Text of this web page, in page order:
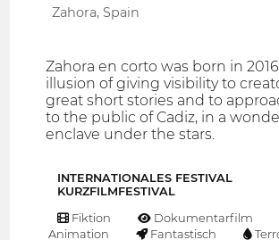
Zahora, Spain
Zahora en corto was born in
illusion of giving visibility to
great short stories and to
to the public of Cadiz, in a
enclave under the stars.
INTERNATIONALES FESTIVAL
KURZFILMFESTIVAL
Fiktion
Dokumentarfilm
Animation
Fantastisch